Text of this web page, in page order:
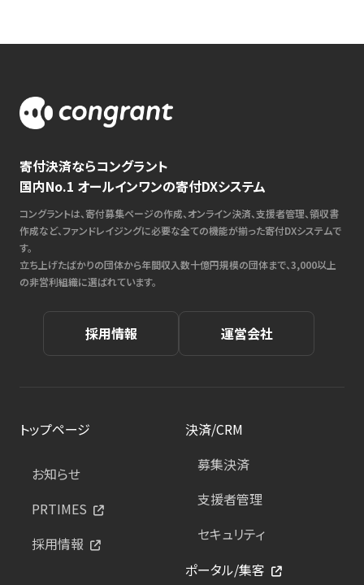
寄付決済ならコングラント
国内No.1 オールインワンの寄付DXシステム
コングラントは、寄付募集ページの作成、オンライン決済、支援者管理、領収書
作成など、ファンドレイジングに必要な全ての機能が揃った寄付DXシステムで
す。
立ち上げたばかりの団体から年間収入数十億円規模の団体まで、3,000以上
の非営利組織に選ばれています。
採用情報 運営会社
トップページ
お知らせ
PRTIMES
採用情報
決済/CRM
募集決済
支援者管理
セキュリティ
ポータル/集客